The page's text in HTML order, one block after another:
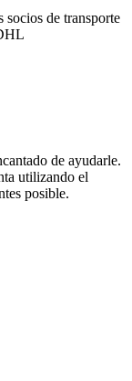
socios de transporte
de ayudarle.
utilizando el
posible.